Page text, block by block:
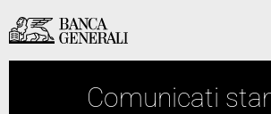
Vai al contenuto principale
Vai al contenuto principale
Comunicati